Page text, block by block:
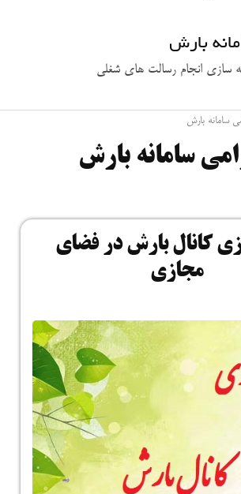
بارش
سازی انجام رسالت های شغلی
سامانه بارش
سامانه بارش
کانال بارش در فضای
مجازی